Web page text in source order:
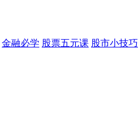
金融必学 股票五元课 股市小技巧